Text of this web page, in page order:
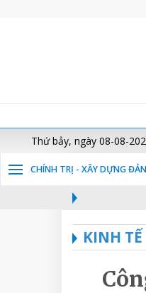
Thứ bảy, ngày 08-08-
CHÍNH TRỊ - XÂY DỰNG
KINH TẾ